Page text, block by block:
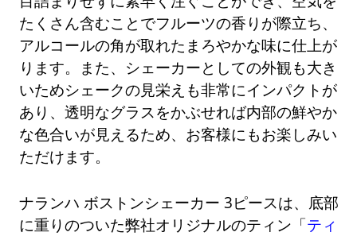
たくさん含むことでフルーツの香りが際立ち、
アルコールの角が取れたまろやかな味に仕上が
ります。また、シェーカーとしての外観も大き
いためシェークの見栄えも非常にインパクトが
あり、透明なグラスをかぶせれば内部の鮮やか
な色合いが見えるため、お客様にもお楽しみい
ただけます。
ナランハ ボストンシェーカー 3ピースは、底部
に重りのついた弊社オリジナルのティン「ティ